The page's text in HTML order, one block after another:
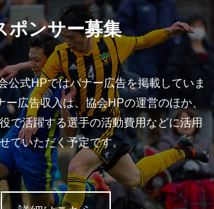
ポンサー募集
公式HPではバナー広告を掲載していま
ー広告収入は、協会HPの運営のほか、
で活躍する選手の活動費用などに活用
ていただく予定です。